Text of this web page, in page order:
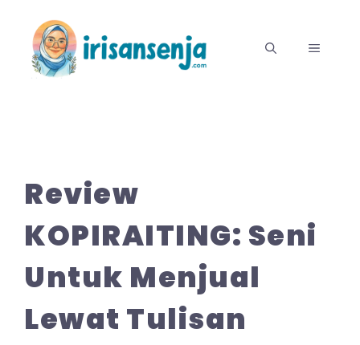
MENU
Review
KOPIRAITING: Seni
Untuk Menjual
Lewat Tulisan